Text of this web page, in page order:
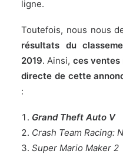
ligne.
Toutefois, nous nous
résultats du
2019. Ainsi, ces ventes
directe de cette
:
Grand Theft Auto V
Crash Team Racing:
Super Mario Maker 2